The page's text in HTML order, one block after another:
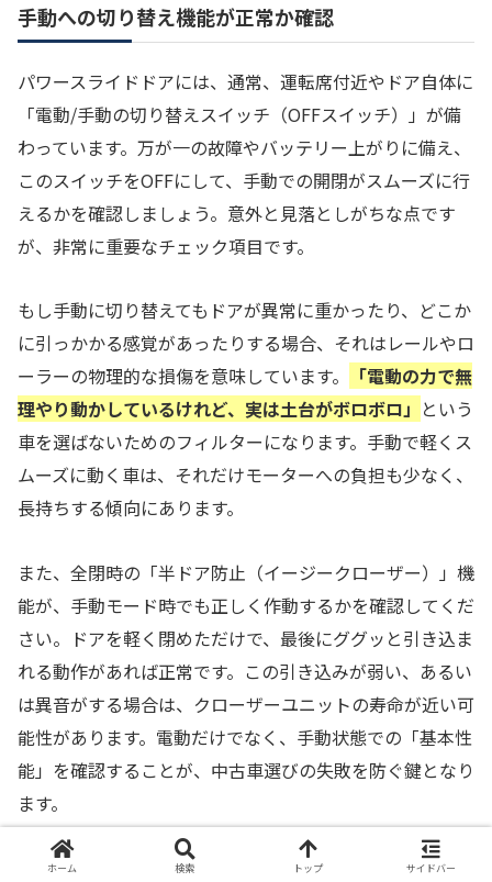
手動への切り替え機能が正常か確認
パワースライドドアには、通常、運転席付近やドア自体に
「電動/手動の切り替えスイッチ（OFFスイッチ）」が備
わっています。万が一の故障やバッテリー上がりに備え、
このスイッチをOFFにして、手動での開閉がスムーズに行
えるかを確認しましょう。意外と見落としがちな点です
が、非常に重要なチェック項目です。
もし手動に切り替えてもドアが異常に重かったり、どこか
に引っかかる感覚があったりする場合、それはレールやロ
ーラーの物理的な損傷を意味しています。
「電動の力で無
理やり動かしているけれど、実は土台がボロボロ」 という
車を選ばないためのフィルターになります。手動で軽くス
ムーズに動く車は、それだけモーターへの負担も少なく、
長持ちする傾向にあります。
また、全閉時の「半ドア防止（イージークローザー）」機
能が、手動モード時でも正しく作動するかを確認してくだ
さい。ドアを軽く閉めただけで、最後にググッと引き込ま
れる動作があれば正常です。この引き込みが弱い、あるい
は異音がする場合は、クローザーユニットの寿命が近い可
能性があります。電動だけでなく、手動状態での「基本性
能」を確認することが、中古車選びの失敗を防ぐ鍵となり
ます。
ホーム 検索 トップ サイドバー